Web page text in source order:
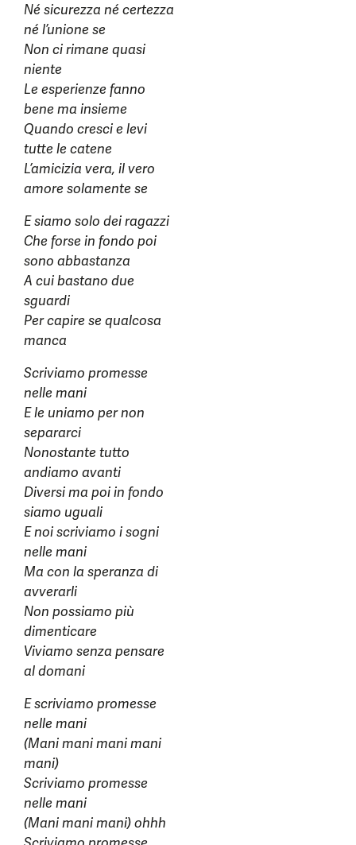
Né sicurezza né certezza
né l’unione se
Non ci rimane quasi
niente
Le esperienze fanno
bene ma insieme
Quando cresci e levi
tutte le catene
L’amicizia vera, il vero
amore solamente se
E siamo solo dei ragazzi
Che forse in fondo poi
sono abbastanza
A cui bastano due
sguardi
Per capire se qualcosa
manca
Scriviamo promesse
nelle mani
E le uniamo per non
separarci
Nonostante tutto
andiamo avanti
Diversi ma poi in fondo
siamo uguali
E noi scriviamo i sogni
nelle mani
Ma con la speranza di
avverarli
Non possiamo più
dimenticare
Viviamo senza pensare
al domani
E scriviamo promesse
nelle mani
(Mani mani mani mani
mani)
Scriviamo promesse
nelle mani
(Mani mani mani) ohhh